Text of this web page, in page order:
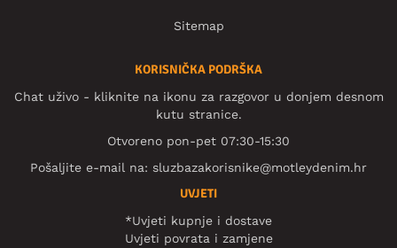
Sitemap
KORISNIČKA PODRŠKA
Chat uživo - kliknite na ikonu za razgovor u donjem desnom
kutu stranice.
Otvoreno pon-pet 07:30-15:30
Pošaljite e-mail na: sluzbazakorisnike@motleydenim.hr
UVJETI
*Uvjeti kupnje i dostave
Uvjeti povrata i zamjene